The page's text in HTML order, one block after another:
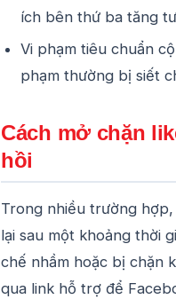
ích bên thứ ba tăng
Vi phạm tiêu chuẩn
phạm thường bị siết
Cách mở chặn
hồi
Trong nhiều trường
lại sau một khoảng thời
chế nhầm hoặc bị chặn
qua link hỗ trợ để